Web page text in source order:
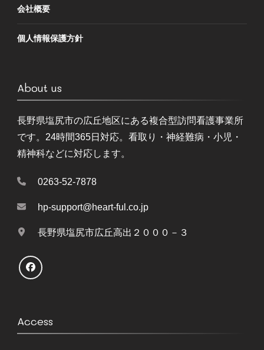
会社概要
個人情報保護方針
About us
長野県塩尻市の広丘地区にある複合型訪問看護事業所
です。24時間365日対応。看取り・神経難病・小児・
精神科などに対応します。
0263-52-7878
hp-support@heart-ful.co.jp
長野県塩尻市広丘高出２０００－３
Access